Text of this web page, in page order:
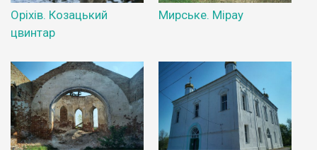
Оріхів. Козацький
цвинтар
Мирське. Мірау